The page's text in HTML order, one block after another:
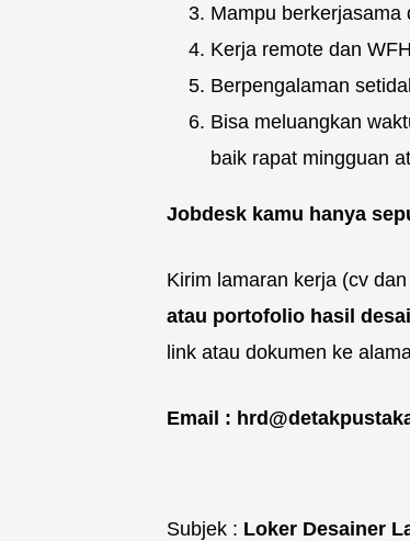
Mampu berkerjasama
Kerja remote dan WFH
Berpengalaman
Bisa meluangkan
baik rapat mingguan
Jobdesk kamu hanya
Kirim lamaran kerja (cv
atau portofolio hasil
link atau dokumen ke
Email :
Subjek : Loker Desainer